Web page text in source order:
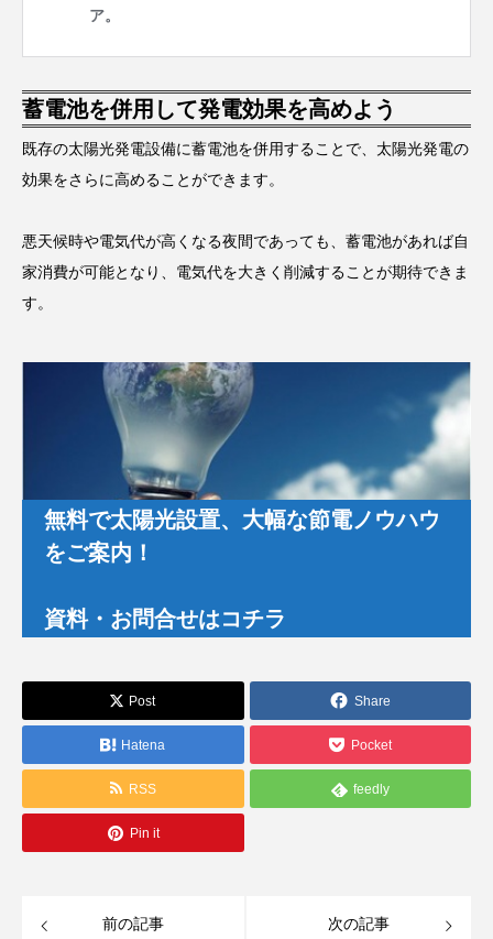
蓄電池を併用して発電効果を高めよう
既存の太陽光発電設備に蓄電池を併用することで、太陽光発電の
効果をさらに高めることができます。
悪天候時や電気代が高くなる夜間であっても、蓄電池があれば自
家消費が可能となり、電気代を大きく削減することが期待できま
す。
無料で太陽光設置、大幅な節電ノウハウ
をご案内！
資料・お問合せはコチラ
Post Share
Hatena Pocket
RSS feedly
Pin it
前の記事 次の記事